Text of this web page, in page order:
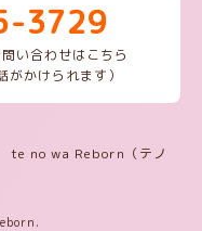
3729
い合わせはこちら
がかけられます）
no wa Reborn（テノ